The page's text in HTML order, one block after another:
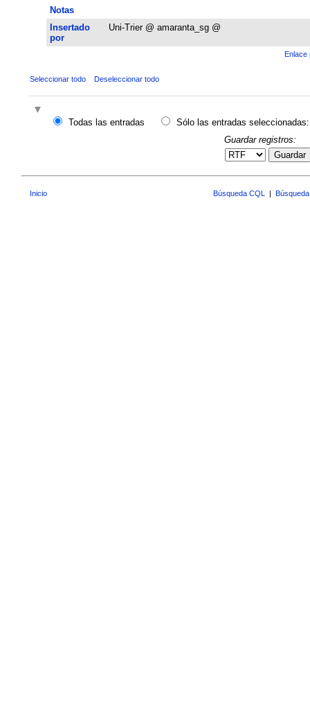
Notas
Insertado
por
Uni-Trier @ amaranta_sg @
Enlace
Seleccionar todo Deseleccionar todo
Todas las entradas
Sólo las entradas seleccionadas:
Guardar registros:
Guardar
Inicio Búsqueda CQL